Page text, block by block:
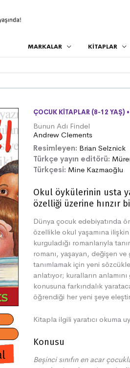
MARKALAR KİTAPLAR
ÇOCUK KITAPLAR (8-12 YAŞ) •
Bunun Adı Findel
Andrew Clements
Resimleyen: Brian Selznick
Türkçe yayın editörü:
Türkçesi: Mine Kazmaoğlu
Okul öykülerinin usta
özelliği üzerine hınzır
Dünya çocuk edebiyatında
özellikle okul yaşamına
kurguladığı romanlarıyla
romanı, yaşayan, değişen
tanımlamak için yeni
anlatıyor; kuralların
konusuna farkındalık
öğrendiği her yeni şeye
Kitapla ilgili yaratıcı okuma
Konusu
Beşinci sınıfın en acar